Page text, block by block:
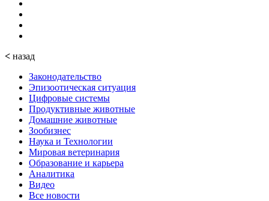
< назад
Законодательство
Эпизоотическая ситуация
Цифровые системы
Продуктивные животные
Домашние животные
Зообизнес
Наука и Технологии
Мировая ветеринария
Образование и карьера
Аналитика
Видео
Все новости